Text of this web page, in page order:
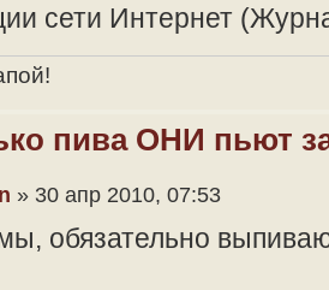
сети Интернет
пива ОНИ пьют
» 30 апр 2010, 07:53
обязательно